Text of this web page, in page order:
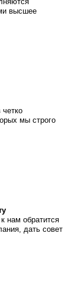
высшее
мы строго
нам обратится
дать совет